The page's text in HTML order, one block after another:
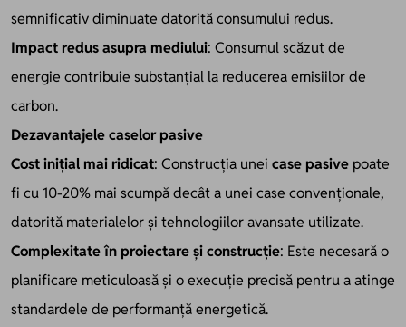
semnificativ diminuate datorită consumului redus.
Impact redus asupra mediului: Consumul scăzut de
energie contribuie substanțial la reducerea emisiilor de
carbon.
Dezavantajele caselor pasive
Cost inițial mai ridicat: Construcția unei case pasive poate
fi cu 10-20% mai scumpă decât a unei case convenționale,
datorită materialelor și tehnologiilor avansate utilizate.
Complexitate în proiectare și construcție: Este necesară o
planificare meticuloasă și o execuție precisă pentru a atinge
standardele de performanță energetică.